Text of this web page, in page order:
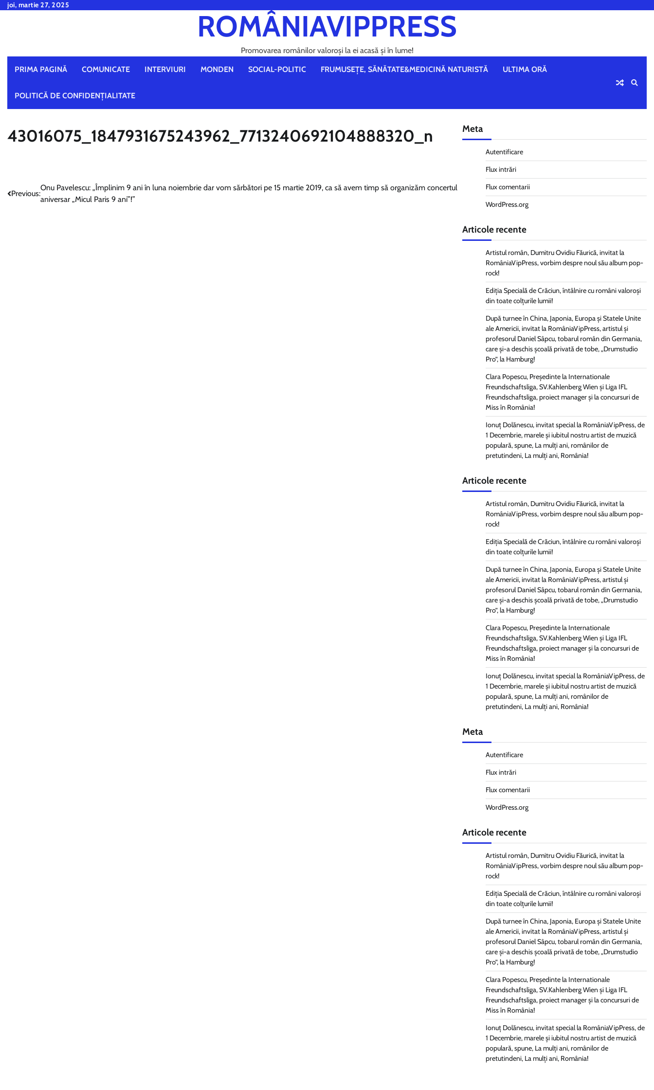
Skipjoi, martie 27, 2025
ROMÂNIAVIPPRESS
Promovarea românilor valoroși la ei acasă și în lume!
PRIMA PAGINĂ COMUNICATE INTERVIURI MONDEN SOCIAL-POLITIC FRUMUSEȚE, SĂNĂTATE&MEDICINĂ NATURISTĂ ULTIMA ORĂ
POLITICĂ DE CONFIDENȚIALITATE
43016075_1847931675243962_7713240692104888320_n
Navigare
Previous:
Onu Pavelescu: „Împlinim 9 ani în luna noiembrie dar vom sărbători pe 15 martie 2019, ca să avem timp să organizăm concertul
aniversar „Micul Paris 9 ani”!”
Meta
Autentificare
Flux intrări
Flux comentarii
WordPress.org
Articole recente
Artistul român, Dumitru Ovidiu Făurică, invitat la
RomâniaVipPress, vorbim despre noul său album pop-
rock!
Ediția Specială de Crăciun, întâlnire cu români valoroși
din toate colțurile lumii!
După turnee în China, Japonia, Europa și Statele Unite
ale Americii, invitat la RomâniaVipPress, artistul și
profesorul Daniel Sâpcu, tobarul român din Germania,
care și-a deschis școală privată de tobe, „Drumstudio
Pro”, la Hamburg!
Clara Popescu, Președinte la Internationale
Freundschaftsliga, SV.Kahlenberg Wien şi Liga IFL
Freundschaftsliga, proiect manager și la concursuri de
Miss în România!
Ionuț Dolănescu, invitat special la RomâniaVipPress, de
1 Decembrie, marele și iubitul nostru artist de muzică
populară, spune, La mulți ani, românilor de
pretutindeni, La mulți ani, România!
Articole recente
Artistul român, Dumitru Ovidiu Făurică, invitat la
RomâniaVipPress, vorbim despre noul său album pop-
rock!
Ediția Specială de Crăciun, întâlnire cu români valoroși
din toate colțurile lumii!
După turnee în China, Japonia, Europa și Statele Unite
ale Americii, invitat la RomâniaVipPress, artistul și
profesorul Daniel Sâpcu, tobarul român din Germania,
care și-a deschis școală privată de tobe, „Drumstudio
Pro”, la Hamburg!
Clara Popescu, Președinte la Internationale
Freundschaftsliga, SV.Kahlenberg Wien şi Liga IFL
Freundschaftsliga, proiect manager și la concursuri de
Miss în România!
Ionuț Dolănescu, invitat special la RomâniaVipPress, de
1 Decembrie, marele și iubitul nostru artist de muzică
populară, spune, La mulți ani, românilor de
pretutindeni, La mulți ani, România!
Meta
Autentificare
Flux intrări
Flux comentarii
WordPress.org
Articole recente
Artistul român, Dumitru Ovidiu Făurică, invitat la
RomâniaVipPress, vorbim despre noul său album pop-
rock!
Ediția Specială de Crăciun, întâlnire cu români valoroși
din toate colțurile lumii!
După turnee în China, Japonia, Europa și Statele Unite
ale Americii, invitat la RomâniaVipPress, artistul și
profesorul Daniel Sâpcu, tobarul român din Germania,
care și-a deschis școală privată de tobe, „Drumstudio
Pro”, la Hamburg!
Clara Popescu, Președinte la Internationale
Freundschaftsliga, SV.Kahlenberg Wien şi Liga IFL
Freundschaftsliga, proiect manager și la concursuri de
Miss în România!
Ionuț Dolănescu, invitat special la RomâniaVipPress, de
1 Decembrie, marele și iubitul nostru artist de muzică
populară, spune, La mulți ani, românilor de
pretutindeni, La mulți ani, România!